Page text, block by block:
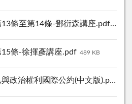
條至第14條-鄧衍森講座.pdf 381
條-徐揮彥講座.pdf 489 KB
政治權利國際公約(中文版).pdf